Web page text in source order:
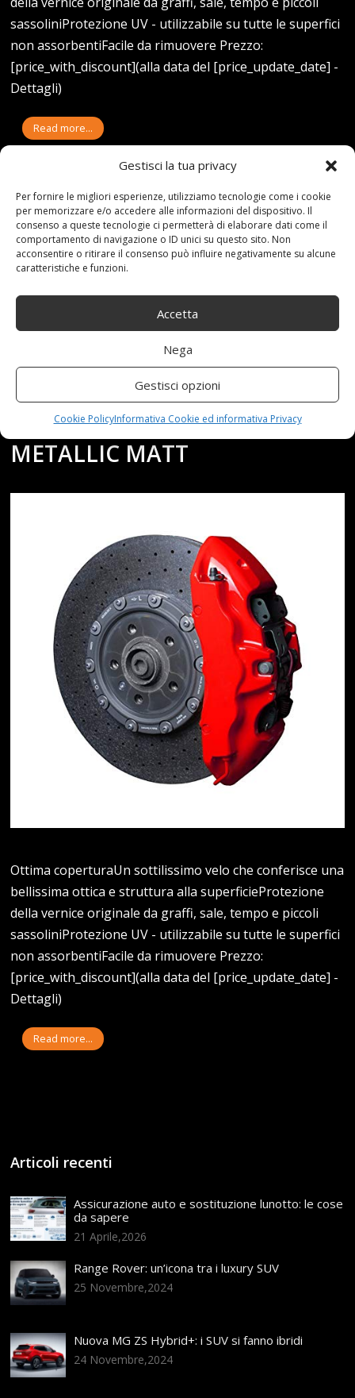
Gestisci la tua privacy
Per fornire le migliori esperienze, utilizziamo tecnologie come i cookie
per memorizzare e/o accedere alle informazioni del dispositivo. Il
consenso a queste tecnologie ci permetterà di elaborare dati come il
comportamento di navigazione o ID unici su questo sito. Non
acconsentire o ritirare il consenso può influire negativamente su alcune
caratteristiche e funzioni.
Accetta
Nega
Gestisci opzioni
Cookie PolicyInformativa Cookie ed informativa Privacy
sassoliniProtezione UV - utilizzabile su tutte le superfici
non assorbentiFacile da rimuovere Prezzo:
[price_with_discount](alla data del [price_update_date] -
Dettagli)
Read more...
19-04-21
By:redazione
Tag:10L,CARROZZERIA,Compressore,Foliatec,Grau, Grey,
Gunmetal,Matt,Metallic,opac, Pellicola, Set,spray
Category:Shop 0 comments
FOLIATEC 20953 PELLICOLA
SPRAY CARROZZERIA SET
COMPRESSORE GREY OPAC
10L, GUNMETAL GRAU
METALLIC MATT
Ottima coperturaUn sottilissimo velo che conferisce una
bellissima ottica e struttura alla superficieProtezione
della vernice originale da graffi, sale, tempo e piccoli
sassoliniProtezione UV - utilizzabile su tutte le superfici
non assorbentiFacile da rimuovere Prezzo:
[price_with_discount](alla data del [price_update_date] -
Dettagli)
Read more...
Articoli recenti
Assicurazione auto e sostituzione lunotto: le cose
da sapere
21 Aprile,2026
Range Rover: un’icona tra i luxury SUV
25 Novembre,2024
Nuova MG ZS Hybrid+: i SUV si fanno ibridi
24 Novembre,2024